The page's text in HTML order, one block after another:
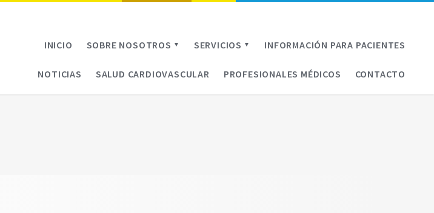
INICIO SOBRE NOSOTROS ▼ SERVICIOS ▼ INFORMACIÓN PARA PACIENTES
NOTICIAS SALUD CARDIOVASCULAR PROFESIONALES MÉDICOS CONTACTO